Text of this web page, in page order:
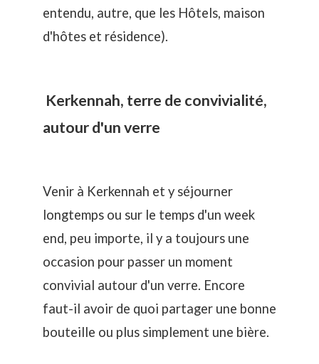
entendu, autre, que les Hôtels, maison
d'hôtes et résidence).
Kerkennah, terre de convivialité,
autour d'un verre
Venir à Kerkennah et y séjourner
longtemps ou sur le temps d'un week
end, peu importe, il y a toujours une
occasion pour passer un moment
convivial autour d'un verre. Encore
faut-il avoir de quoi partager une bonne
bouteille ou plus simplement une bière.